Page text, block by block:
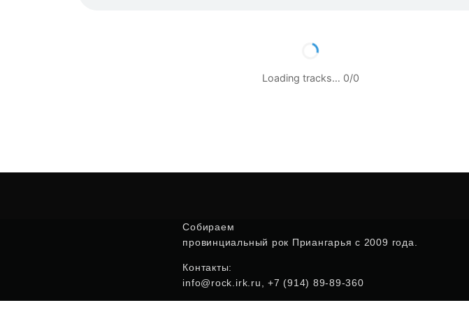
Loading tracks… 0/0
Собираем
провинциальный рок Приангарья с 2009 года.
Контакты:
info@rock.irk.ru, +7 (914) 89-89-360